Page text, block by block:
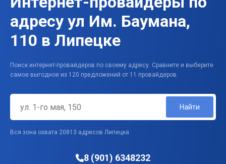
адресу ул Им. Баумана,
110 в Липецке
Поиск интернет-провайдеров по своему адресу. Сравните и выберите
самое выгодное из 120 предложений от 11 провайдеров.
Найти
Вся зона охвата 20813 адресов Липецка
8 (901) 6348232